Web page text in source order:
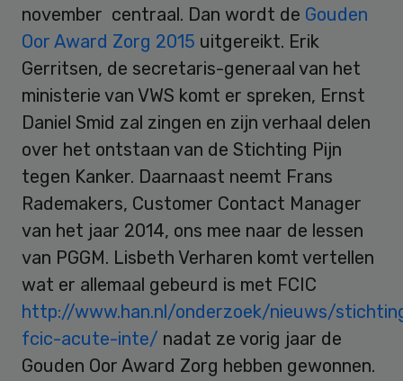
november centraal. Dan wordt de Gouden
Oor Award Zorg 2015 uitgereikt. Erik
Gerritsen, de secretaris-generaal van het
ministerie van VWS komt er spreken, Ernst
Daniel Smid zal zingen en zijn verhaal delen
over het ontstaan van de Stichting Pijn
tegen Kanker. Daarnaast neemt Frans
Rademakers, Customer Contact Manager
van het jaar 2014, ons mee naar de lessen
van PGGM. Lisbeth Verharen komt vertellen
wat er allemaal gebeurd is met FCIC
http://www.han.nl/onderzoek/nieuws/
fcic-acute-inte/ nadat ze vorig jaar de
Gouden Oor Award Zorg hebben gewonnen.